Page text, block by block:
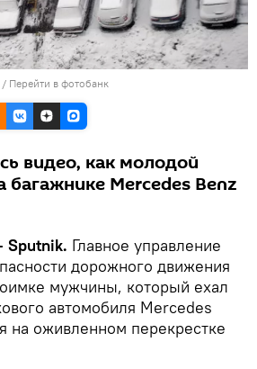
/ Перейти в фотобанк
видео, как молодой
багажнике Mercedes Benz
Главное управление
дорожного движения
мужчины, который ехал
автомобиля Mercedes
на оживленном перекрестке